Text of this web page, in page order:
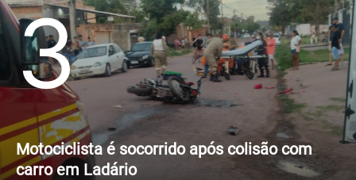
3
Motociclista é socorrido após colisão com
carro em Ladário